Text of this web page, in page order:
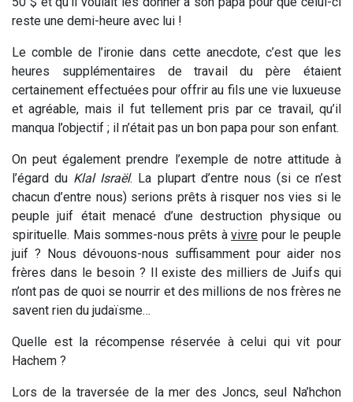
reste une demi-heure avec lui !
Le comble de l’ironie dans cette anecdote, c’est que les
heures supplémentaires de travail du père étaient
certainement effectuées pour offrir au fils une vie luxueuse
et agréable, mais il fut tellement pris par ce travail, qu’il
manqua l’objectif ; il n’était pas un bon papa pour son enfant.
On peut également prendre l’exemple de notre attitude à
l’égard du Klal Israël. La plupart d’entre nous (si ce n’est
chacun d’entre nous) serions prêts à risquer nos vies si le
peuple juif était menacé d’une destruction physique ou
spirituelle. Mais sommes-nous prêts àvivre pour le peuple
juif ? Nous dévouons-nous suffisamment pour aider nos
frères dans le besoin ? Il existe des milliers de Juifs qui
n’ont pas de quoi se nourrir et des millions de nos frères ne
savent rien du judaïsme…
Quelle est la récompense réservée à celui qui vit pour
Hachem ?
Lors de la traversée de la mer des Joncs, seul Na’hchon